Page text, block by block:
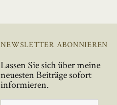
NEWSLETTER ABONNIEREN
Lassen Sie sich über meine
neuesten Beiträge sofort
informieren.